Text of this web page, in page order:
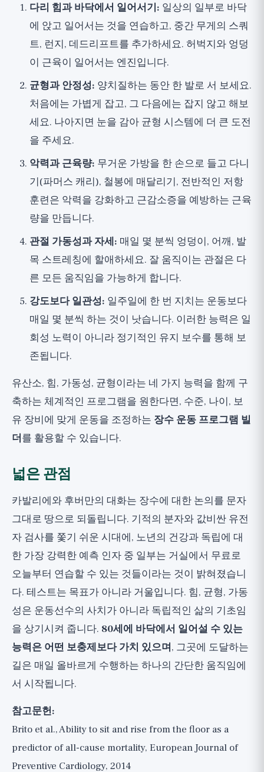
다리 힘과 바닥에서 일어서기: 일상의 일부로 바닥
에 앉고 일어서는 것을 연습하고, 중간 무게의 스쿼
트, 런지, 데드리프트를 추가하세요. 허벅지와 엉덩
이 근육이 일어서는 엔진입니다.
균형과 안정성: 양치질하는 동안 한 발로 서 보세요.
처음에는 가볍게 잡고, 그 다음에는 잡지 않고 해보
세요. 나아지면 눈을 감아 균형 시스템에 더 큰 도전
을 주세요.
악력과 근육량: 무거운 가방을 한 손으로 들고 다니
기(파머스 캐리), 철봉에 매달리기, 전반적인 저항
훈련은 악력을 강화하고 근감소증을 예방하는 근육
량을 만듭니다.
관절 가동성과 자세: 매일 몇 분씩 엉덩이, 어깨, 발
목 스트레칭에 할애하세요. 잘 움직이는 관절은 다
른 모든 움직임을 가능하게 합니다.
강도보다 일관성: 일주일에 한 번 지치는 운동보다
매일 몇 분씩 하는 것이 낫습니다. 이러한 능력은 일
회성 노력이 아니라 정기적인 유지 보수를 통해 보
존됩니다.
유산소, 힘, 가동성, 균형이라는 네 가지 능력을 함께 구
축하는 체계적인 프로그램을 원한다면, 수준, 나이, 보
유 장비에 맞게 운동을 조정하는 장수 운동 프로그램 빌
더를 활용할 수 있습니다.
넓은 관점
카발리에와 후버만의 대화는 장수에 대한 논의를 문자
그대로 땅으로 되돌립니다. 기적의 분자와 값비싼 유전
자 검사를 쫓기 쉬운 시대에, 노년의 건강과 독립에 대
한 가장 강력한 예측 인자 중 일부는 거실에서 무료로
오늘부터 연습할 수 있는 것들이라는 것이 밝혀졌습니
다. 테스트는 목표가 아니라 거울입니다. 힘, 균형, 가동
성은 운동선수의 사치가 아니라 독립적인 삶의 기초임
을 상기시켜 줍니다. 80세에 바닥에서 일어설 수 있는
능력은 어떤 보충제보다 가치 있으며, 그곳에 도달하는
길은 매일 올바르게 수행하는 하나의 간단한 움직임에
서 시작됩니다.
참고문헌:
Brito et al., Ability to sit and rise from the floor as a
predictor of all-cause mortality, European Journal of
Preventive Cardiology, 2014